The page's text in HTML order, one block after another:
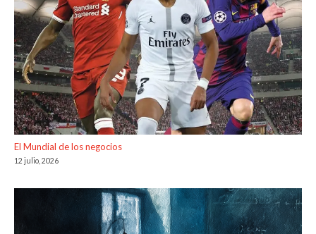
El Mundial de los negocios
12 julio, 2026